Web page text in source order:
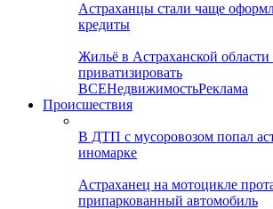
Астраханцы стали чаще
кредиты
Жильё в Астраханской области
приватизировать
ВСЕНедвижимостьРеклама
Происшествия
В ДТП с мусоровозом попал
иномарке
Астраханец на мотоцикле
припаркованный автомобиль